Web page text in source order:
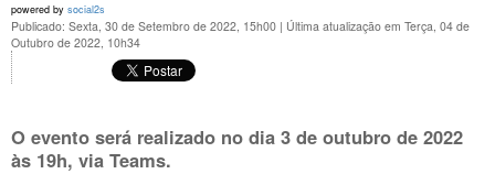
powered by social2s
Publicado: Sexta, 30 de Setembro de 2022, 15h00 | Última atualização em Terça, 04 de
Outubro de 2022, 10h34
O evento será realizado no dia 3 de outubro de 2022
às 19h, via Teams.